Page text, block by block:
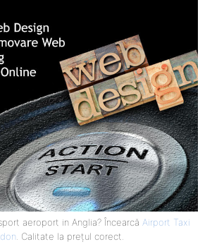
aeroport in Anglia? Încearcă Airport Taxi
. Calitate la prețul corect.